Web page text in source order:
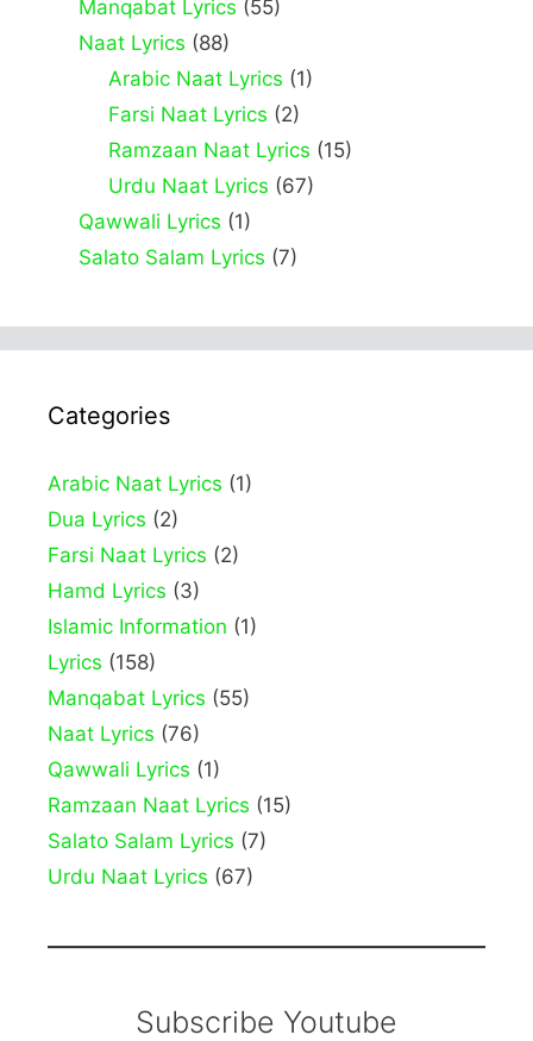
Manqabat Lyrics (55)
Naat Lyrics (88)
Arabic Naat Lyrics (1)
Farsi Naat Lyrics (2)
Ramzaan Naat Lyrics (15)
Urdu Naat Lyrics (67)
Qawwali Lyrics (1)
Salato Salam Lyrics (7)
Categories
Arabic Naat Lyrics (1)
Dua Lyrics (2)
Farsi Naat Lyrics (2)
Hamd Lyrics (3)
Islamic Information (1)
Lyrics (158)
Manqabat Lyrics (55)
Naat Lyrics (76)
Qawwali Lyrics (1)
Ramzaan Naat Lyrics (15)
Salato Salam Lyrics (7)
Urdu Naat Lyrics (67)
Subscribe Youtube